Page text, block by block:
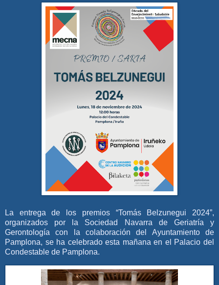
La entrega de los premios “Tomás Belzunegui 2024”,
organizados por la Sociedad Navarra de Geriatría y
Gerontología con la colaboración del Ayuntamiento de
Pamplona, se ha celebrado esta mañana en el Palacio del
Condestable de Pamplona.